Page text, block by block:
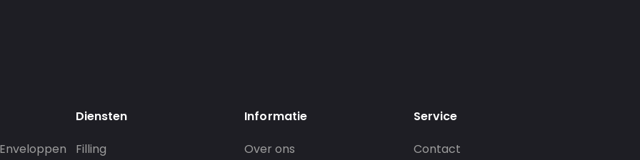
Diensten
Filling
Informatie
Over ons
Service
Contact